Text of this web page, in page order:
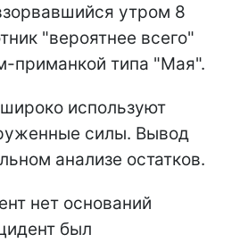
утром 8
"вероятнее всего"
приманкой типа "Мая".
используют
силы. Вывод
анализе остатков.
нет оснований
был